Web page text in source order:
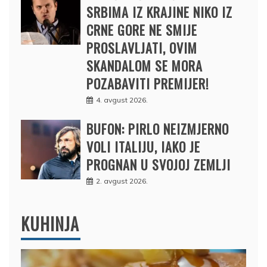
SRBIMA IZ KRAJINE NIKO IZ
CRNE GORE NE SMIJE
PROSLAVLJATI, OVIM
SKANDALOM SE MORA
POZABAVITI PREMIJER!
4. avgust 2026.
BUFON: PIRLO NEIZMJERNO
VOLI ITALIJU, IAKO JE
PROGNAN U SVOJOJ ZEMLJI
2. avgust 2026.
KUHINJA